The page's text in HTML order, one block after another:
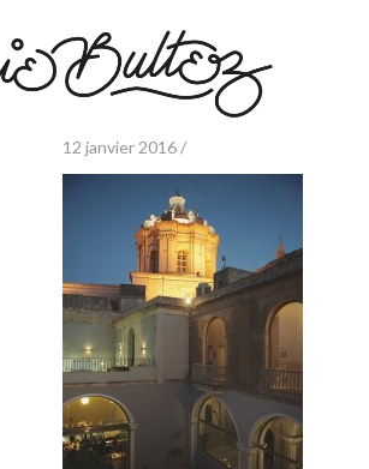
12 janvier 2016 /